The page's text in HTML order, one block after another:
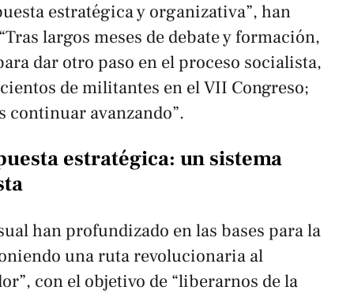
estratégica y organizativa”, han
largos meses de debate y formación,
dar otro paso en el proceso socialista,
de militantes en el VII Congreso;
continuar avanzando”.
estratégica: un sistema
han profundizado en las bases para la
una ruta revolucionaria al
con el objetivo de “liberarnos de la